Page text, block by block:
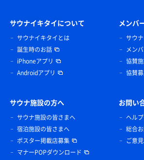
サウナイキタイについて
サウナイキタイとは
誕生時のお話
iPhoneアプリ
Androidアプリ
メンバ
サウ
メン
協賛
協賛
サウナ施設の方へ
サウナ施設の皆さまへ
宿泊施設の皆さまへ
ポスター掲載店募集
マナーPOPダウンロード
お問い
ヘル
総合
ご意